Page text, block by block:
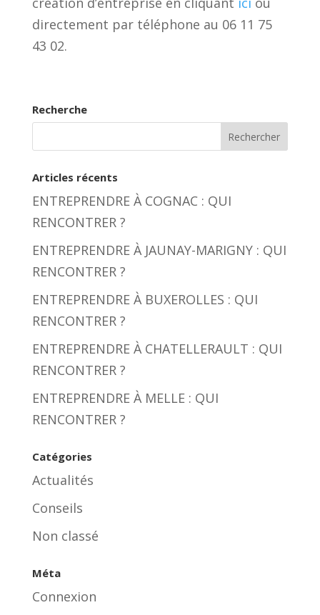
directement par téléphone au 06 11 75
43 02.
Recherche
Articles récents
ENTREPRENDRE À COGNAC : QUI
RENCONTRER ?
ENTREPRENDRE À JAUNAY-MARIGNY : QUI
RENCONTRER ?
ENTREPRENDRE À BUXEROLLES : QUI
RENCONTRER ?
ENTREPRENDRE À CHATELLERAULT : QUI
RENCONTRER ?
ENTREPRENDRE À MELLE : QUI
RENCONTRER ?
Catégories
Actualités
Conseils
Non classé
Méta
Connexion